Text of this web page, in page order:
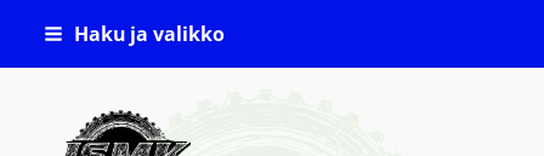
Siirry
Haku ja valikko